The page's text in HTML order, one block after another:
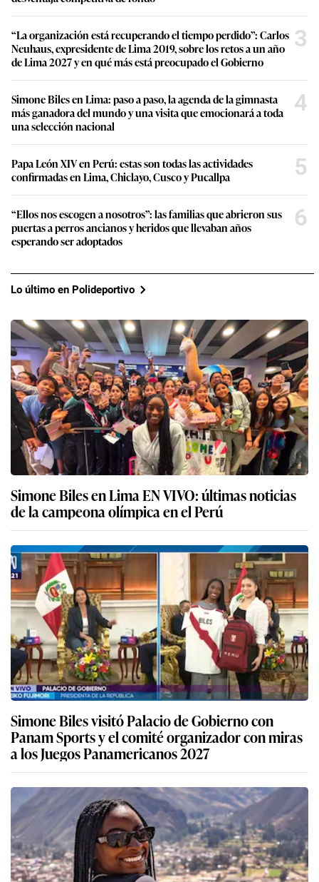
“La organización está recuperando el tiempo perdido”: Carlos
Neuhaus, expresidente de Lima 2019, sobre los retos a un año
de Lima 2027 y en qué más está preocupado el Gobierno
3
Simone Biles en Lima: paso a paso, la agenda de la gimnasta
más ganadora del mundo y una visita que emocionará a toda
una selección nacional
4
Papa León XIV en Perú: estas son todas las actividades
confirmadas en Lima, Chiclayo, Cusco y Pucallpa
5
“Ellos nos escogen a nosotros”: las familias que abrieron sus
puertas a perros ancianos y heridos que llevaban años
esperando ser adoptados
6
Lo último en Polideportivo
Simone Biles en Lima EN VIVO: últimas noticias
de la campeona olímpica en el Perú
Simone Biles visitó Palacio de Gobierno con
Panam Sports y el comité organizador con miras
a los Juegos Panamericanos 2027